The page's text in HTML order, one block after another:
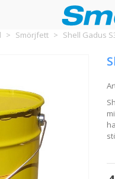
> Smörjfett > Shell Gadus